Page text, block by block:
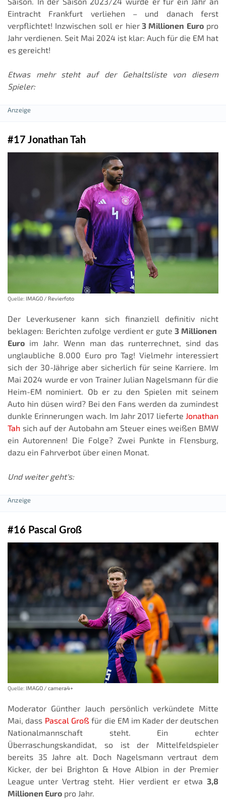
Eintracht Frankfurt verliehen – und danach ferst
verpflichtet! Inzwischen soll er hier3 Millionen Europro
Jahr verdienen. Seit Mai 2024 ist klar: Auch für die EM hat
es gereicht!
Etwas mehr steht auf der Gehaltsliste von diesem
Spieler:
#17 Jonathan Tah
Quelle: IMAGO / Revierfoto
Der Leverkusener kann sich finanziell definitiv nicht
beklagen: Berichten zufolge verdient er gute 3 Millionen
Euro im Jahr. Wenn man das runterrechnet, sind das
unglaubliche 8.000 Euro pro Tag! Vielmehr interessiert
sich der 30-Jährige aber sicherlich für seine Karriere. Im
Mai 2024 wurde er von Trainer Julian Nagelsmann für die
Heim-EM nominiert. Ob er zu den Spielen mit seinem
Auto hin düsen wird? Bei den Fans werden da zumindest
dunkle Erinnerungen wach. Im Jahr 2017 lieferte Jonathan
Tah sich auf der Autobahn am Steuer eines weißen BMW
ein Autorennen! Die Folge? Zwei Punkte in Flensburg,
dazu ein Fahrverbot über einen Monat.
Und weiter geht's:
#16 Pascal Groß
Quelle: IMAGO / camera4+
Moderator Günther Jauch persönlich verkündete Mitte
Mai, dass Pascal Großfür die EM im Kader der deutschen
Nationalmannschaft steht. Ein echter
Überraschungskandidat, so ist der Mittelfeldspieler
bereits 35 Jahre alt. Doch Nagelsmann vertraut dem
Kicker, der bei Brighton & Hove Albion in der Premier
League unter Vertrag steht. Hier verdient er etwa 3,8
Millionen Euro pro Jahr.